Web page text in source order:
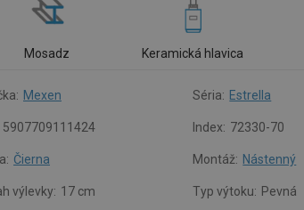
Mosadz Keramická hlavica
Mexen Séria: Estrella
5907709111424 Index: 72330-70
Čierna Montáž: Nástenný
výlevky: 17 cm Typ výtoku: Pevná